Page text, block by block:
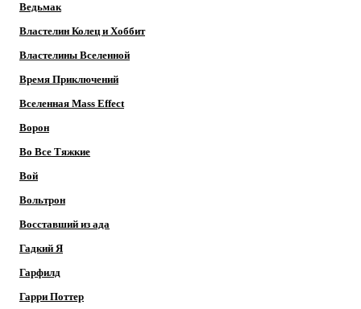
Ведьмак
Властелин Колец и Хоббит
Властелины Вселенной
Время Приключений
Вселенная Mass Effect
Ворон
Во Все Тяжкие
Вой
Вольтрон
Восставший из ада
Гадкий Я
Гарфилд
Гарри Поттер